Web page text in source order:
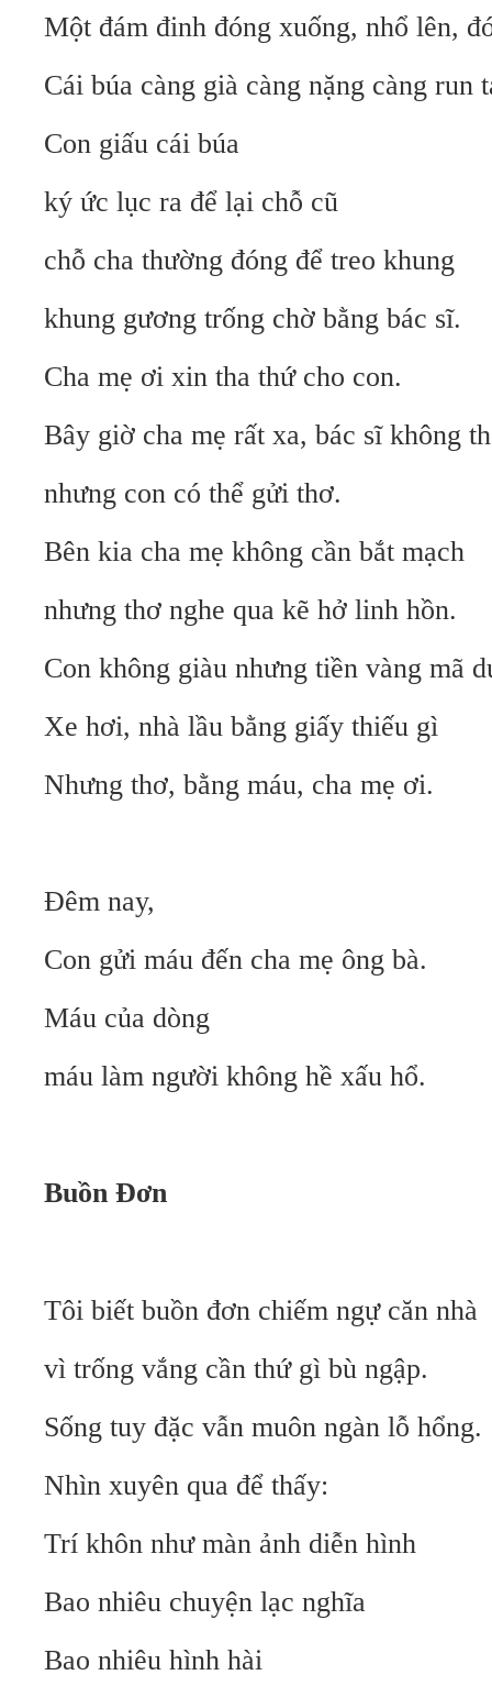
Một đám đinh đóng xuống, nhổ lên,
Cái búa càng già càng nặng càng run
Con giấu cái búa
ký ức lục ra để lại chỗ cũ
chỗ cha thường đóng để treo khung
khung gương trống chờ bằng bác sĩ.
Cha mẹ ơi xin tha thứ cho con.
Bây giờ cha mẹ rất xa, bác sĩ không
nhưng con có thể gửi thơ.
Bên kia cha mẹ không cần bắt mạch
nhưng thơ nghe qua kẽ hở linh hồn.
Con không giàu nhưng tiền vàng mã
Xe hơi, nhà lầu bằng giấy thiếu gì
Nhưng thơ, bằng máu, cha mẹ ơi.
Đêm nay,
Con gửi máu đến cha mẹ ông bà.
Máu của dòng
máu làm người không hề xấu hổ.
Buồn Đơn
Tôi biết buồn đơn chiếm ngự căn nhà
vì trống vắng cần thứ gì bù ngập.
Sống tuy đặc vẫn muôn ngàn lỗ hổng.
Nhìn xuyên qua để thấy:
Trí khôn như màn ảnh diễn hình
Bao nhiêu chuyện lạc nghĩa
Bao nhiêu hình hài